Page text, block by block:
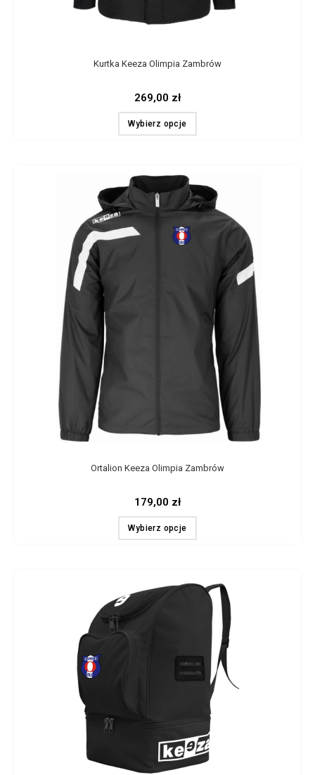
Kurtka Keeza Olimpia Zambrów
269,00 zł
Wybierz opcje
Ortalion Keeza Olimpia Zambrów
179,00 zł
Wybierz opcje